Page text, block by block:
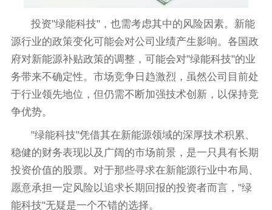
投资"绿能科技"，也需考虑其中的风险因素。新能
源行业的政策变化可能会对公司业绩产生影响。各国政
府对新能源补贴政策的调整，可能会对"绿能科技"的业
务带来不确定性。市场竞争日趋激烈，虽然公司目前处
于行业领先地位，但仍需不断加强技术创新，以保持竞
争优势。
"绿能科技"凭借其在新能源领域的深厚技术积累、
稳健的财务表现以及广阔的市场前景，是一只具有长期
投资价值的股票。对于那些寻求在新能源行业中布局、
愿意承担一定风险以追求长期回报的投资者而言，"绿
能科技"无疑是一个不错的选择。